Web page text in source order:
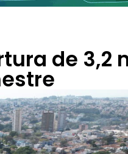
de 3,2